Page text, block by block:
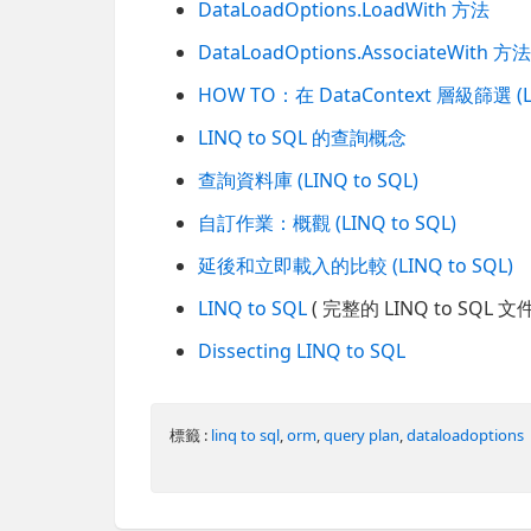
DataLoadOptions.LoadWith 方法
DataLoadOptions.AssociateWith 方法
HOW TO：在 DataContext 層級篩選
LINQ to SQL 的查詢概念
查詢資料庫 (LINQ to SQL)
自訂作業：概觀 (LINQ to SQL)
延後和立即載入的比較 (LINQ to SQL)
LINQ to SQL( 完整的 LINQ to SQL 文
Dissecting LINQ to SQL
標籤 : linq to sql,orm,query plan,dataloadoptions